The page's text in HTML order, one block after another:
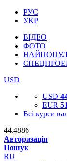
РУС
УКР
ВІДЕО
ФОТО
USD
USD
EUR
Всі курси
44.4886
Авторизація
Пошук
RU